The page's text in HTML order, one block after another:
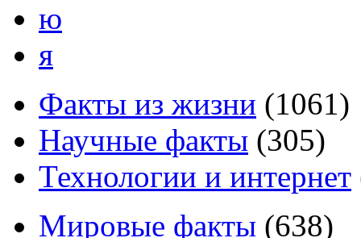
ю
я
Факты из жизни (1061)
Научные факты (305)
Технологии и интернет
Мировые факты (638)